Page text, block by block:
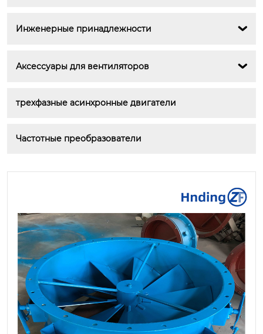
Инженерные принадлежности 
Аксессуары для вентиляторов 
трехфазные асинхронные двигатели
Частотные преобразователи